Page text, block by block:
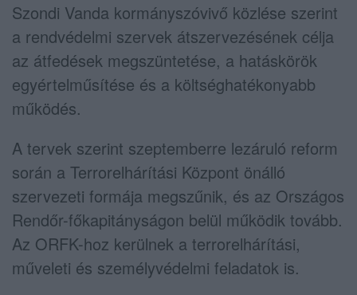
Szondi Vanda kormányszóvivő közlése szerint
a rendvédelmi szervek átszervezésének célja
az átfedések megszüntetése, a hatáskörök
egyértelműsítése és a költséghatékonyabb
működés.
A tervek szerint szeptemberre lezáruló reform
során a Terrorelhárítási Központ önálló
szervezeti formája megszűnik, és az Országos
Rendőr-főkapitányságon belül működik tovább.
Az ORFK-hoz kerülnek a terrorelhárítási,
műveleti és személyvédelmi feladatok is.